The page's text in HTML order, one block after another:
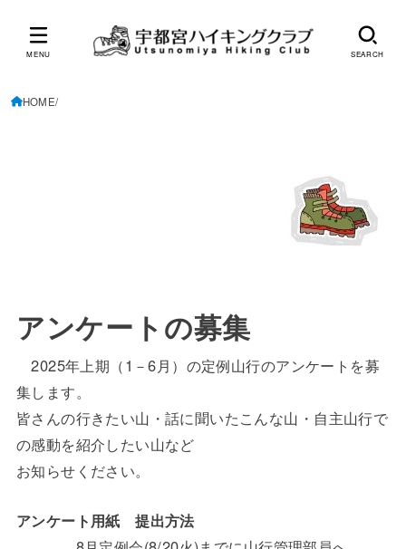
SEARCH
MENU
HOME
アンケートの募集
2025年上期（1－6月）の定例山行のアンケートを募
集します。
皆さんの行きたい山・話に聞いたこんな山・自主山行で
の感動を紹介したい山など
お知らせください。
アンケート用紙 提出方法